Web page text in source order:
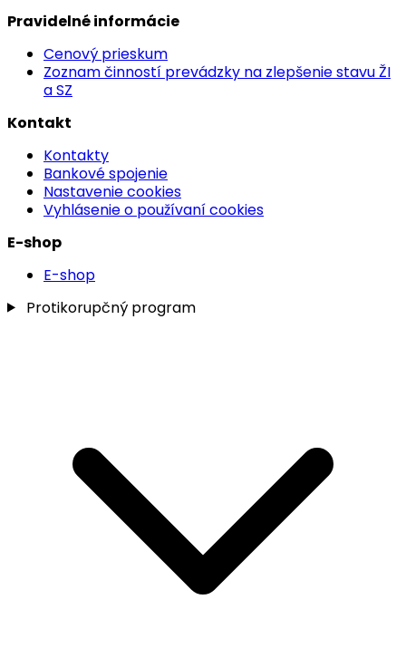
Pravidelné informácie
Cenový prieskum
Zoznam činností prevádzky na zlepšenie stavu ŽI
a SZ
Kontakt
Kontakty
Bankové spojenie
Nastavenie cookies
Vyhlásenie o používaní cookies
E-shop
E-shop
Protikorupčný program